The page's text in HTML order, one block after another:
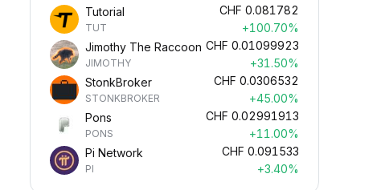
Tutorial
TUT
CHF 0.081782
+100.70%
Jimothy The Raccoon
JIMOTHY
CHF 0.01099923
+31.50%
StonkBroker
STONKBROKER
CHF 0.0306532
+45.00%
Pons
PONS
CHF 0.02991913
+11.00%
Pi Network
PI
CHF 0.091533
+3.40%